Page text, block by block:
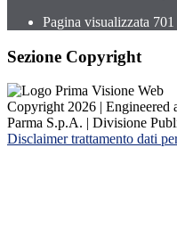
Pagina visualizzata 701
Sezione Copyright
Copyright 2026 | Engineered
Parma S.p.A. | Divisione
Disclaimer trattamento dati